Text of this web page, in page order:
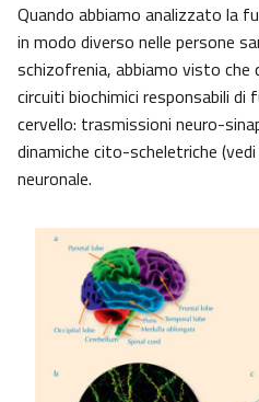
Quando abbiamo analizzato la
in modo diverso nelle persone
schizofrenia, abbiamo visto che
circuiti biochimici responsabili di
cervello: trasmissioni neuro-
dinamiche cito-scheletriche
neuronale.